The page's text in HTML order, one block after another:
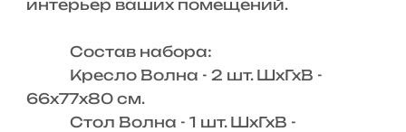
интерьер ваших помещений.
Состав набора:
Кресло Волна - 2 шт. ШхГхВ -
66х77х80 см.
Стол Волна - 1 шт. ШхГхВ -